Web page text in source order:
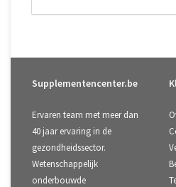
Supplementencenter.be
Ervaren team met meer dan
40 jaar ervaring in de
gezondheidssector.
Wetenschappelijk
onderbouwde